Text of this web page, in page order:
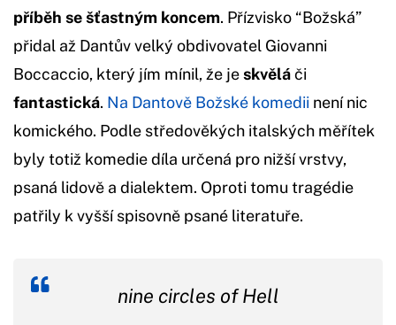
příběh se šťastným koncem. Přízvisko “Božská”
přidal až Dantův velký obdivovatel Giovanni
Boccaccio, který jím mínil, že jeskvěláči
fantastická. Na Dantově Božské komedii není nic
komického. Podle středověkých italských měřítek
byly totiž komedie díla určená pro nižší vrstvy,
psaná lidově a dialektem. Oproti tomu tragédie
patřily k vyšší spisovně psané literatuře.
nine circles of Hell